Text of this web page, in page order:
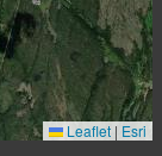
Leaflet | Esri